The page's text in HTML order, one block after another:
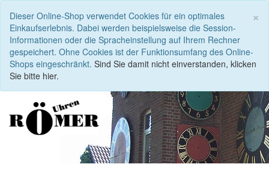
×
Dieser Online-Shop verwendet Cookies für ein optimales
Einkaufserlebnis. Dabei werden beispielsweise die Session-
Informationen oder die Spracheinstellung auf Ihrem Rechner
gespeichert. Ohne Cookies ist der Funktionsumfang des Online-
Shops eingeschränkt. Sind Sie damit nicht einverstanden, klicken
Sie bitte hier.